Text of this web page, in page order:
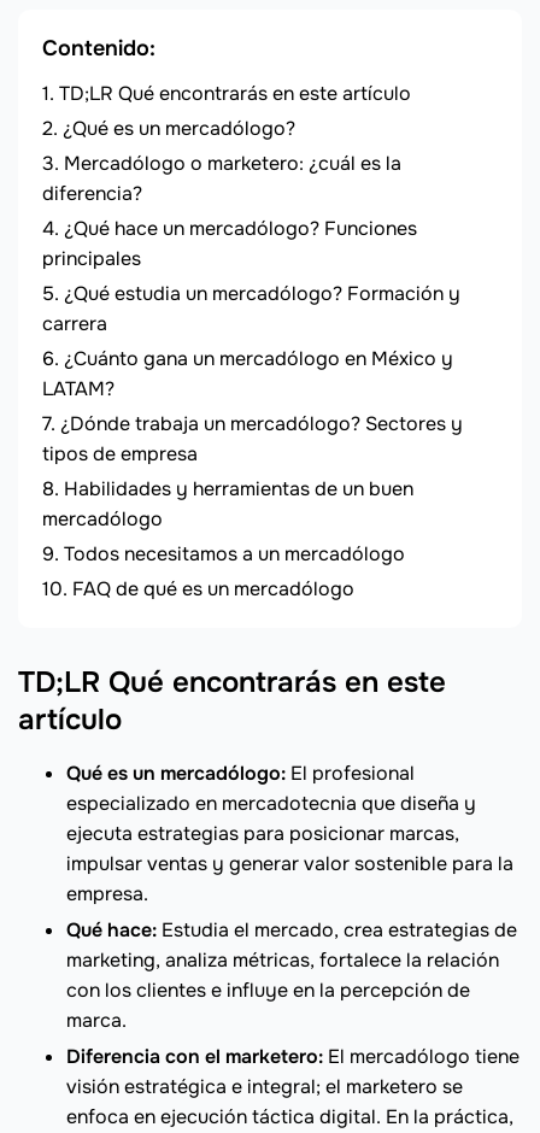
Contenido:
TD;LR Qué encontrarás en este artículo
¿Qué es un mercadólogo?
Mercadólogo o marketero: ¿cuál es la
diferencia?
¿Qué hace un mercadólogo? Funciones
principales
¿Qué estudia un mercadólogo? Formación y
carrera
¿Cuánto gana un mercadólogo en México y
LATAM?
¿Dónde trabaja un mercadólogo? Sectores y
tipos de empresa
Habilidades y herramientas de un buen
mercadólogo
Todos necesitamos a un mercadólogo
FAQ de qué es un mercadólogo
TD;LR Qué encontrarás en este
artículo
Qué es un mercadólogo: El profesional
especializado en mercadotecnia que diseña y
ejecuta estrategias para posicionar marcas,
impulsar ventas y generar valor sostenible para la
empresa.
Qué hace: Estudia el mercado, crea estrategias de
marketing, analiza métricas, fortalece la relación
con los clientes e influye en la percepción de
marca.
Diferencia con el marketero: El mercadólogo tiene
visión estratégica e integral; el marketero se
enfoca en ejecución táctica digital. En la práctica,